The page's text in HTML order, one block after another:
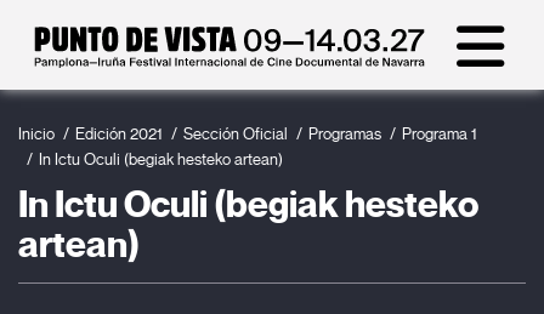
Inicio Edición 2021 Sección Oficial Programas
Programa 1
In Ictu Oculi (begiak hesteko artean)
In Ictu Oculi (begiak hesteko
artean)